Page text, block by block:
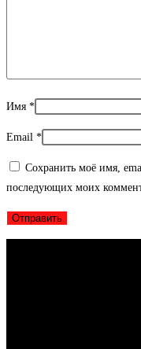
Имя *
Email *
Сохранить моё имя,
последующих моих